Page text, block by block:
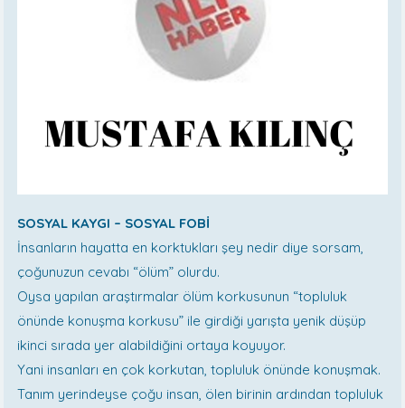
SOSYAL KAYGI – SOSYAL FOBİ
İnsanların hayatta en korktukları şey nedir diye sorsam,
çoğunuzun cevabı “ölüm” olurdu.
Oysa yapılan araştırmalar ölüm korkusunun “topluluk
önünde konuşma korkusu” ile girdiği yarışta yenik düşüp
ikinci sırada yer alabildiğini ortaya koyuyor.
Yani insanları en çok korkutan, topluluk önünde konuşmak.
Tanım yerindeyse çoğu insan, ölen birinin ardından topluluk